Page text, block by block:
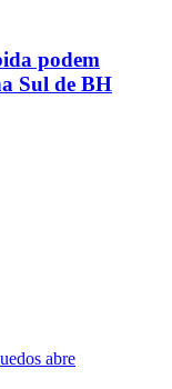
podem
Sul de BH
abre